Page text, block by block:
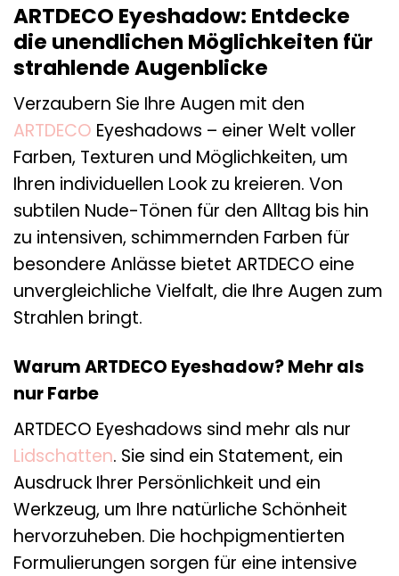
ARTDECO Eyeshadow: Entdecke
die unendlichen Möglichkeiten für
strahlende Augenblicke
Verzaubern Sie Ihre Augen mit den
ARTDECO Eyeshadows – einer Welt voller
Farben, Texturen und Möglichkeiten, um
Ihren individuellen Look zu kreieren. Von
subtilen Nude-Tönen für den Alltag bis hin
zu intensiven, schimmernden Farben für
besondere Anlässe bietet ARTDECO eine
unvergleichliche Vielfalt, die Ihre Augen zum
Strahlen bringt.
Warum ARTDECO Eyeshadow? Mehr als
nur Farbe
ARTDECO Eyeshadows sind mehr als nur
Lidschatten. Sie sind ein Statement, ein
Ausdruck Ihrer Persönlichkeit und ein
Werkzeug, um Ihre natürliche Schönheit
hervorzuheben. Die hochpigmentierten
Formulierungen sorgen für eine intensive